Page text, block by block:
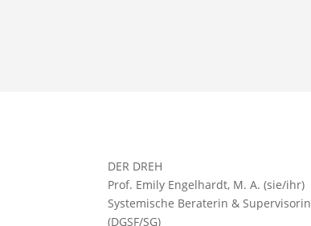
DER DREH
Prof. Emily Engelhardt, M. A. (sie/ihr)
Systemische Beraterin & Supervisorin
(DGSF/SG)